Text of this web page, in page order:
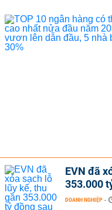
EVN đã
353.000
DOANH NGHIỆP -